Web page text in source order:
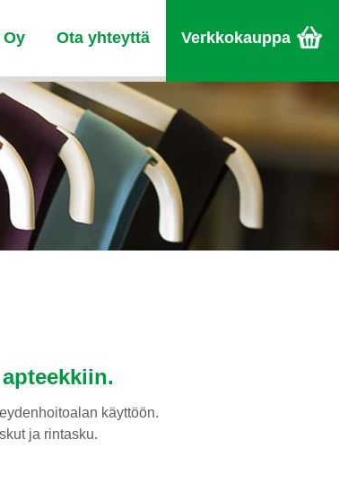
Oy Ota yhteyttä Verkkokauppa
käyttöön.
ja rintasku.